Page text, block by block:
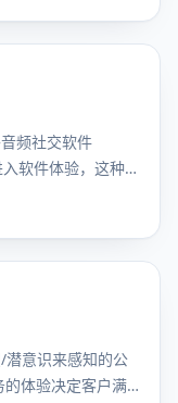
频社交软件
软件体验，这种
潜意识来感知的公
体验决定客户满